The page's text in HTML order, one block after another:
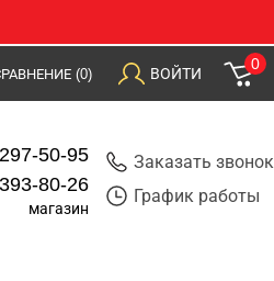
(0) ВОЙТИ
0
50-95
80-26
магазин
Заказать звонок
График работы